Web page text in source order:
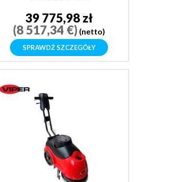
39 775,98 zł
(8 517,34 €) (netto)
SPRAWDŹ SZCZEGÓŁY